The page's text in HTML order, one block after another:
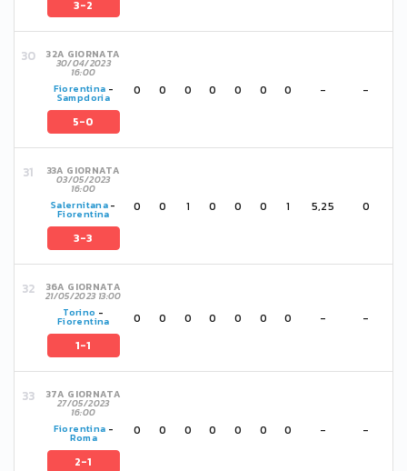
3-2
32A GIORNATA
30/04/2023
16:00
Fiorentina -
Sampdoria
5-0
0 0 0 0 0 0 0 - -
33A GIORNATA
03/05/2023
16:00
Salernitana-
Fiorentina
3-3
0 0 1 0 0 0 1 5,25 0
36A GIORNATA
21/05/2023 13:00
Torino -
Fiorentina
1-1
0 0 0 0 0 0 0 - -
37A GIORNATA
27/05/2023
16:00
Fiorentina -
Roma
2-1
0 0 0 0 0 0 0 - -